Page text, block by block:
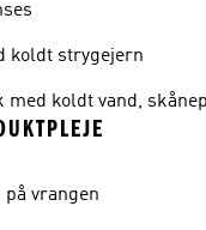
koldt strygejern
med koldt vand,
på vrangen